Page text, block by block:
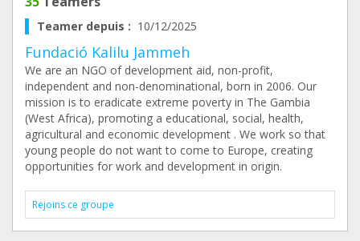
Teamer depuis : 10/12/2025
Fundació Kalilu Jammeh
We are an NGO of development aid, non-profit,
independent and non-denominational, born in 2006. Our
mission is to eradicate extreme poverty in The Gambia
(West Africa), promoting a educational, social, health,
agricultural and economic development . We work so that
young people do not want to come to Europe, creating
opportunities for work and development in origin.
Rejoins ce groupe